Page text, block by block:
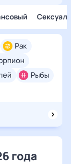
Рак
Рыбы
года